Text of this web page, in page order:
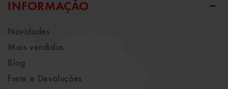
INFORMAÇÃO
Novidades
Mais vendidos
Blog
Frete e Devoluções